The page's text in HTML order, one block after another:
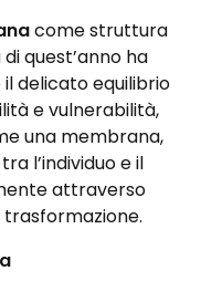
come struttura
quest’anno ha
delicato equilibrio
e vulnerabilità,
una membrana,
l’individuo e il
attraverso